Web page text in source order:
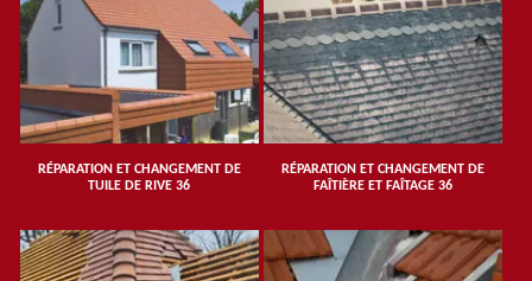
RÉPARATION ET CHANGEMENT DE
TUILE DE RIVE 36
RÉPARATION ET CHANGEMENT DE
FAÎTIÈRE ET FAÎTAGE 36